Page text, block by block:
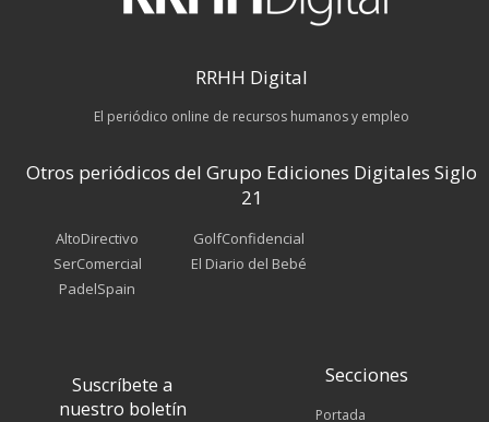
RRHH Digital
El periódico online de recursos humanos y empleo
Otros periódicos del Grupo Ediciones Digitales Siglo
21
AltoDirectivo
SerComercial
PadelSpain
GolfConfidencial
El Diario del Bebé
Suscríbete a
nuestro boletín
Secciones
Portada